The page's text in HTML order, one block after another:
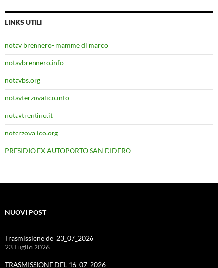
LINKS UTILI
notav brennero- mamme di marco
notavbrennero.info
notavbs.org
notavterzovalico.info
notavtrentino.it
noterzovalico.org
PRESIDIO EX AUTOPORTO SAN DIDERO
NUOVI POST
Trasmissione del 23_07_2026
23 Luglio 2026
TRASMISSIONE DEL 16_07_2026